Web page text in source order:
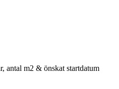
antal m2 & önskat startdatum